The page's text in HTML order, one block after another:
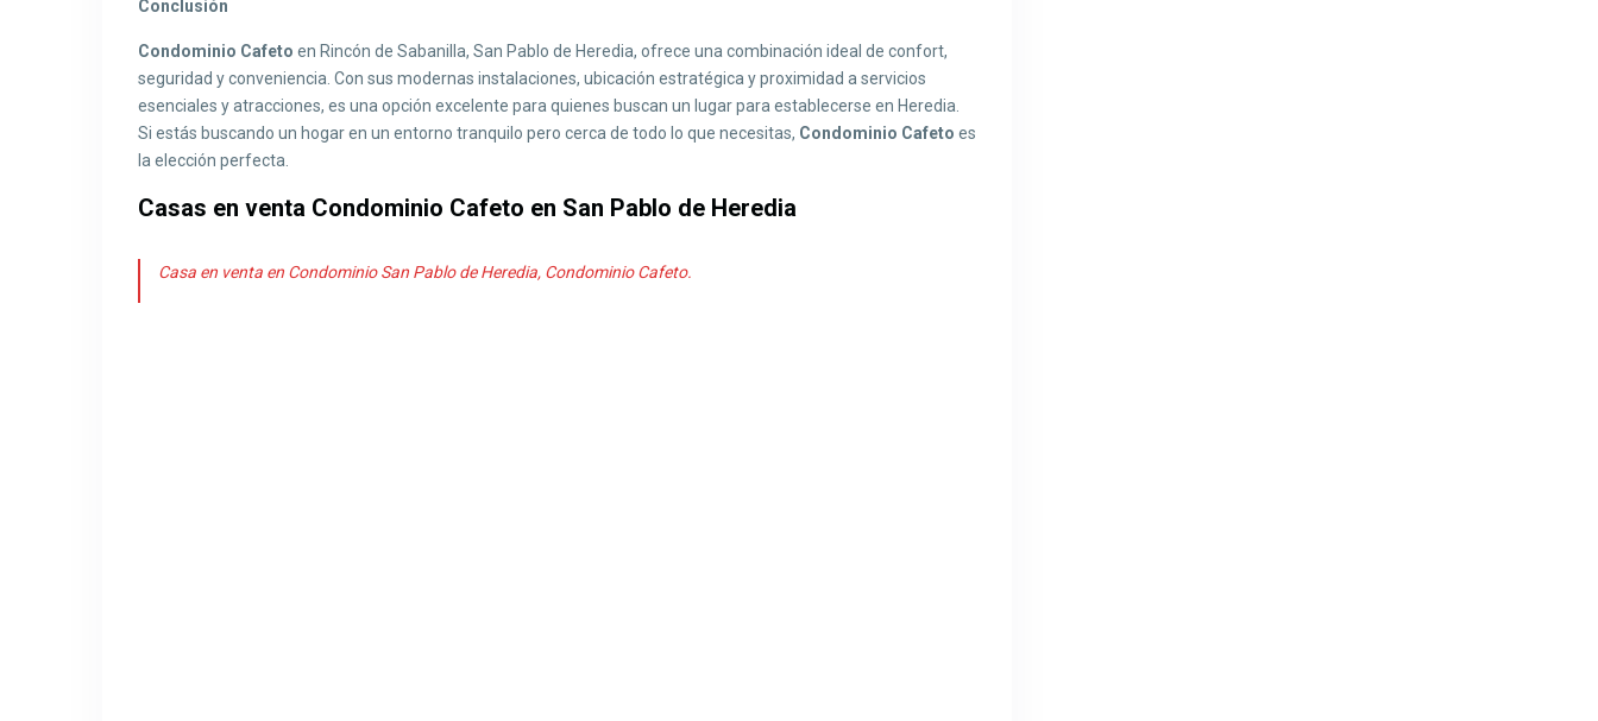
Conclusión
Condominio Cafeto en Rincón de Sabanilla, San Pablo de Heredia, ofrece una combinación ideal de confort,
seguridad y conveniencia. Con sus modernas instalaciones, ubicación estratégica y proximidad a servicios
esenciales y atracciones, es una opción excelente para quienes buscan un lugar para establecerse en Heredia.
Si estás buscando un hogar en un entorno tranquilo pero cerca de todo lo que necesitas, Condominio Cafeto es
la elección perfecta.
Casas en venta Condominio Cafeto en San Pablo de Heredia
Casa en venta en Condominio San Pablo de Heredia, Condominio Cafeto.